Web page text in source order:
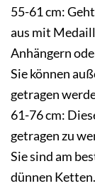
55-61 cm:
aus mit
Anhängern
Sie können
getragen
61-76 cm:
getragen zu
Sie sind am
dünnen Ketten.